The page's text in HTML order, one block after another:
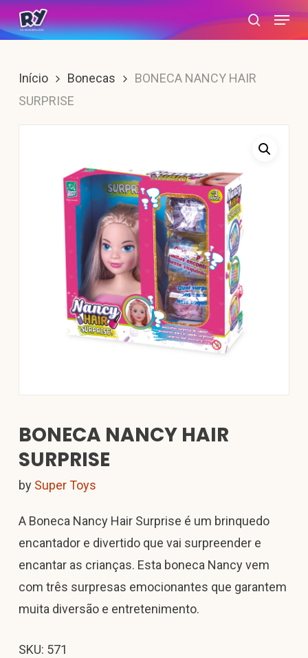
Skip
to
content
search
Menu
Início Bonecas
BONECA NANCY HAIR
SURPRISE
BONECA NANCY HAIR
SURPRISE
by Super Toys
A Boneca Nancy Hair Surprise é um brinquedo
encantador e divertido que vai surpreender e
encantar as crianças. Esta boneca Nancy vem
com três surpresas emocionantes que garantem
muita diversão e entretenimento.
SKU: 571